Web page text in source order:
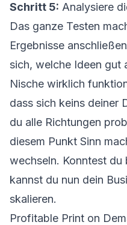
Schritt 5: Analysiere
Das ganze Testen
Ergebnisse
sich, welche Ideen gut
Nische wirklich
dass sich keins deiner
du alle Richtungen
diesem Punkt Sinn
wechseln. Konntest du
kannst du nun dein
skalieren.
Profitable Print on